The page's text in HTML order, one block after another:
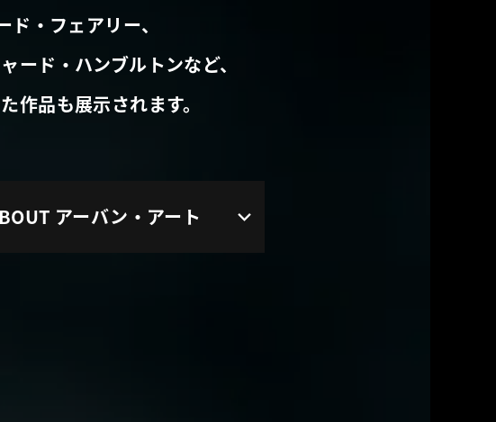
・フェアリー、
ード・ハンブルトンなど、
作品も展示されます。
アーバン・アート